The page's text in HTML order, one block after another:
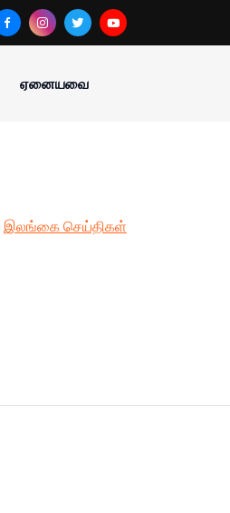
ஏனையவை
இலங்கை செய்திகள்